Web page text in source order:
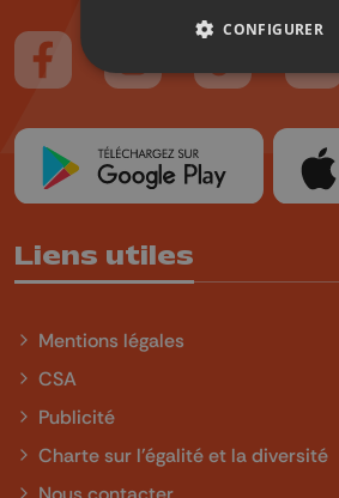
Suivez-nous sur FaceBook
Suivez-nous surSuivez-nous
Liens utiles
Mentions légales
CSA
Publicité
Charte sur l'égalité et la diversité
Nous contacter
CONFIGURER